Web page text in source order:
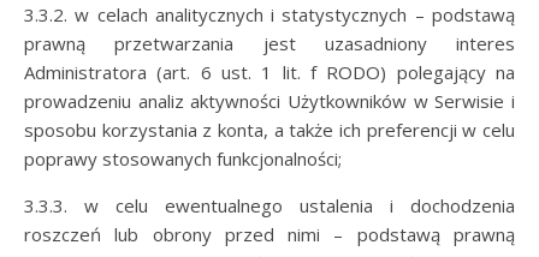
3.3.2. w celach analitycznych i statystycznych – podstawą
prawną przetwarzania jest uzasadniony interes
Administratora (art. 6 ust. 1 lit. f RODO) polegający na
prowadzeniu analiz aktywności Użytkowników w Serwisie i
sposobu korzystania z konta, a także ich preferencji w celu
poprawy stosowanych funkcjonalności;
3.3.3. w celu ewentualnego ustalenia i dochodzenia
roszczeń lub obrony przed nimi – podstawą prawną